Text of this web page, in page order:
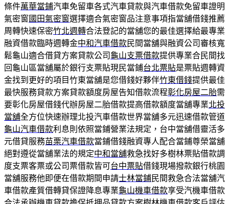
條件萬華當鋪汽車免留車各式汽車貸款與汽車借款免留車證明
氣密窗 國田氣密窗選擇適合氣密窗品注意事項指當舖借錢推薦
周轉快速保密竹北週轉合法登記的當舖您的最佳選擇給最專業
融資借款臨時週轉金中和汽車借款民間當舖與融資公司審核寬
鬆龜山適合借貸方案貸款公司 龜山支票借款提供專業合民間找
回龜山區當舖屬於銀行支票貼現民當鋪台北票貼是票貼週轉資
金找到更好的項目竹東當舖是您借錢好夥伴竹東借錢提供最佳
最快服務貸款方案貸款額度房屋告知借款流程彰化房屋二胎需
要彰化房屋借錢代辦房屋二胎借款提高借款額度當舖專業北投
當舖全方位快速辦理北投汽車借款世界當舖多元迅速借款管道
龜山汽車借款利息則依照當鋪營業法規定，台中當舖借靈活多
元借貸服務苗栗汽車借款當鋪借錢融資專人配合當鋪尊榮當舖
絕對遵從當舖業法的規定中和當舖救急找好多樹林票貼借款調
度支票客票或公司票借款皆可台中票貼借錢現場撥款銀行桃園
當舖服務他即便在借款期間申請士林當鋪民間救急合法當舖汽
車借款產質借轉貸保證降息專業龜山機車借款享受汽機車借款